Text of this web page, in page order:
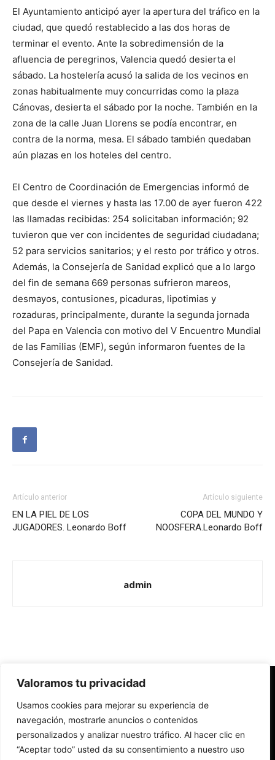
Valoramos tu privacidad
Usamos cookies para mejorar su experiencia de
navegación, mostrarle anuncios o contenidos
personalizados y analizar nuestro tráfico. Al hacer clic en
“Aceptar todo” usted da su consentimiento a nuestro uso
El Ayuntamiento anticipó ayer la apertura del tráfico en la
ciudad, que quedó restablecido a las dos horas de
terminar el evento. Ante la sobredimensión de la
afluencia de peregrinos, Valencia quedó desierta el
sábado. La hostelería acusó la salida de los vecinos en
zonas habitualmente muy concurridas como la plaza
Cánovas, desierta el sábado por la noche. También en la
zona de la calle Juan Llorens se podía encontrar, en
contra de la norma, mesa. El sábado también quedaban
aún plazas en los hoteles del centro.
El Centro de Coordinación de Emergencias informó de
que desde el viernes y hasta las 17.00 de ayer fueron 422
las llamadas recibidas: 254 solicitaban información; 92
tuvieron que ver con incidentes de seguridad ciudadana;
52 para servicios sanitarios; y el resto por tráfico y otros.
Además, la Consejería de Sanidad explicó que a lo largo
del fin de semana 669 personas sufrieron mareos,
desmayos, contusiones, picaduras, lipotimias y
rozaduras, principalmente, durante la segunda jornada
del Papa en Valencia con motivo del V Encuentro Mundial
de las Familias (EMF), según informaron fuentes de la
Consejería de Sanidad.
Artículo anterior
EN LA PIEL DE LOS
JUGADORES. Leonardo Boff
Artículo siguiente
COPA DEL MUNDO Y
NOOSFERA.Leonardo Boff
admin
Redes Cristianas
Una mirada alternativa sobre la Iglesia católica y la sociedad
- Colectivos de Redes Cristianas